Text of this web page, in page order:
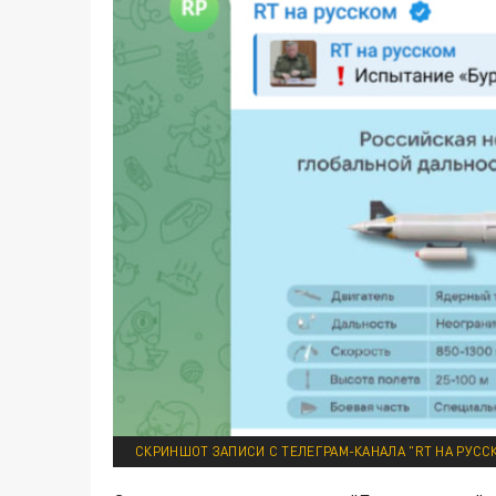
СКРИНШОТ ЗАПИСИ С ТЕЛЕГРАМ-КАНАЛА "RT НА